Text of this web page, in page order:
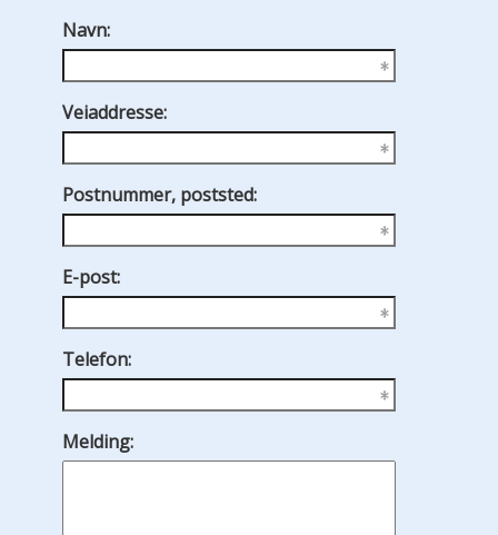
Navn:
Veiaddresse:
Postnummer, poststed:
E-post:
Telefon:
Melding: